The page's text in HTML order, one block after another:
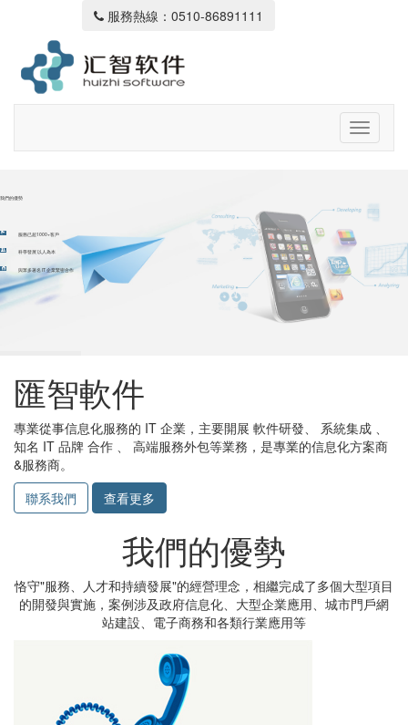
服務熱線：0510-86891111
我們的優勢
服務已超1000+客戶
科學發展 以人為本
與眾多著名 IT 企業緊密合作
匯智軟件
專業從事信息化服務的 IT 企業，主要開展 軟件研發、 系統集成 、
知名 IT 品牌 合作 、 高端服務外包等業務，是專業的信息化方案商
&服務商。
聯系我們
查看更多
我們的優勢
恪守"服務、人才和持續發展"的經營理念，相繼完成了多個大型項目
的開發與實施，案例涉及政府信息化、大型企業應用、城市門戶網
站建設、電子商務和各類行業應用等